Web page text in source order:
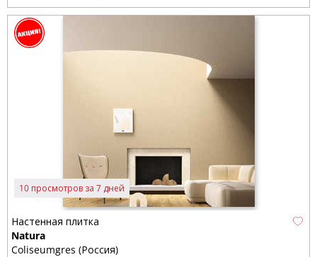
10 просмотров за 7 дней
Настенная плитка
Natura
Coliseumgres (Россия)